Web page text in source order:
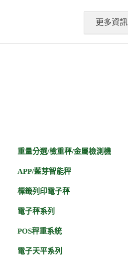
更多資訊
重量分選/檢重秤/金屬檢測機
APP/藍芽智能秤
標籤列印電子秤
電子秤系列
POS秤重系統
電子天平系列